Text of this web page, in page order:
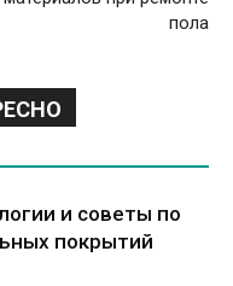
пола
и советы по
покрытий